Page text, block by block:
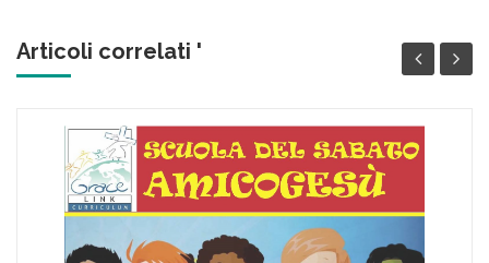
Articoli correlati '